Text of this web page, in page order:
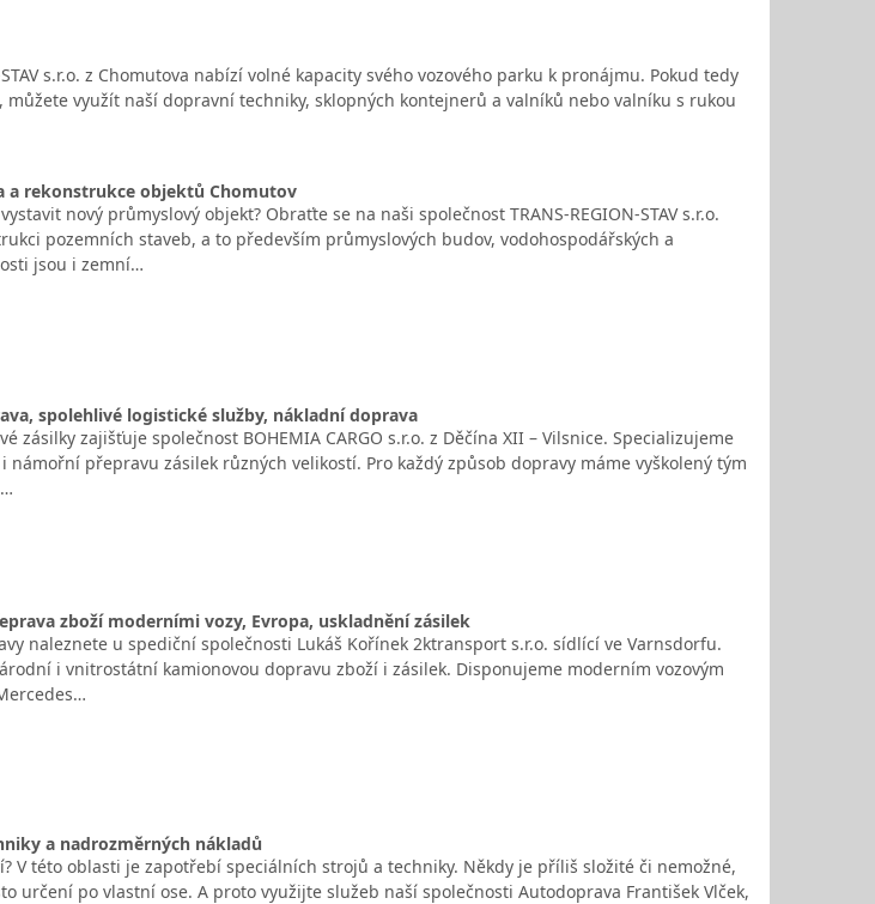
s.r.o. z Chomutova nabízí volné kapacity svého vozového parku k pronájmu. Pokud tedy
využít naší dopravní techniky, sklopných kontejnerů a valníků nebo valníku s rukou
a rekonstrukce objektů Chomutov
nový průmyslový objekt? Obraťte se na naši společnost TRANS-REGION-STAV s.r.o.
pozemních staveb, a to především průmyslových budov, vodohospodářských a
jsou i zemní…
spolehlivé logistické služby, nákladní doprava
zásilky zajišťuje společnost BOHEMIA CARGO s.r.o. z Děčína XII – Vilsnice. Specializujeme
námořní přepravu zásilek různých velikostí. Pro každý způsob dopravy máme vyškolený tým
zboží moderními vozy, Evropa, uskladnění zásilek
naleznete u spediční společnosti Lukáš Kořínek 2ktransport s.r.o. sídlící ve Varnsdorfu.
i vnitrostátní kamionovou dopravu zboží i zásilek. Disponujeme moderním vozovým
a nadrozměrných nákladů
V této oblasti je zapotřebí speciálních strojů a techniky. Někdy je příliš složité či nemožné,
určení po vlastní ose. A proto využijte služeb naší společnosti Autodoprava František Vlček,